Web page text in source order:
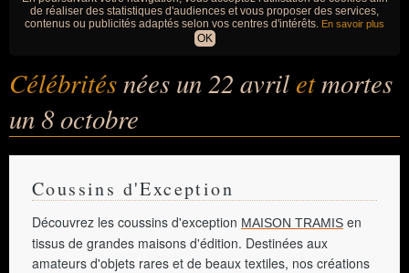
de réaliser des statistiques d'audiences et vous proposer des services,
contenus ou publicités adaptés selon vos centres d'intérêts. En savoir plus
OK
Célébritésnées un 22 avril etmortes
un 8 octobre
Coussins d'Exception
Découvrez les coussins d'exception MAISON TRAMIS en
tissus de grandes maisons d'édition. Destinées aux
amateurs d'objets rares et de beaux textiles, nos créations